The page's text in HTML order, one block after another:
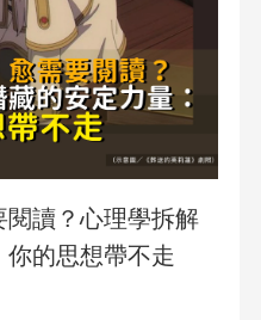
讀？心理學拆解
的思想帶不走